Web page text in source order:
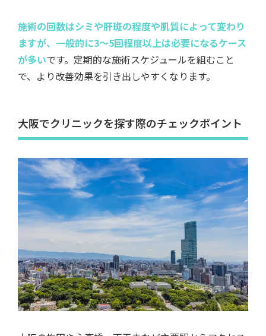
施術の回数はシミや肝斑の程度や肌質によって変わり
ますが、一般的に3～5回程度以上は必要になるケース
が多いです。定期的な施術スケジュールを組むこと
で、より改善効果を引き出しやすくなります。
大阪でクリニックを探す際のチェックポイント